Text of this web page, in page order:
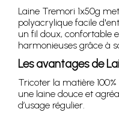
Laine Tremori 1x50g
polyacrylique facile
un fil doux, confortable
harmonieuses grâce à
Les avantages de
Tricoter la matière
une laine douce et
d’usage régulier.